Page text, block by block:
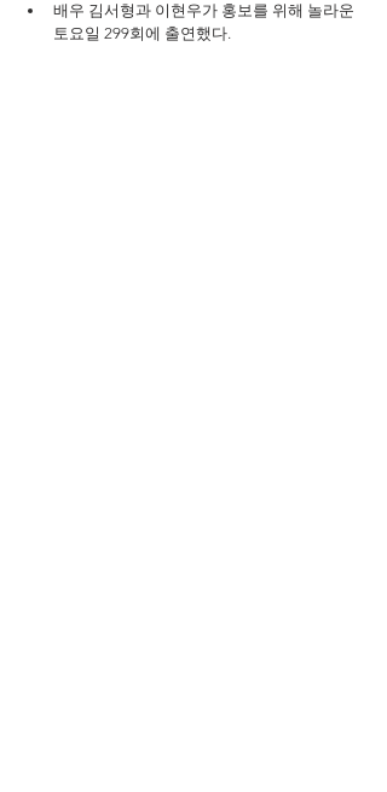
배우 김서형과 이현우가 홍보를 위해 놀라운
토요일 299회에 출연했다.